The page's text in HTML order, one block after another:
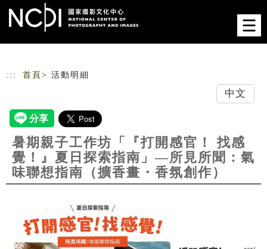
跳到主要內容
網站導覽
::: 首頁 > 活動明細
中文
暑期親子工作坊「『打開感官！ 找感
覺！』夏日探索指南」—所見所聞：氣
味聯想指南（擴香畫・香氛創作）